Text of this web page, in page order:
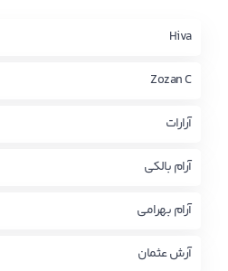
چاو من
Hiva
Zozan C
آرارات
آرام بالکی
آرام بهرامی
آرش عثمان